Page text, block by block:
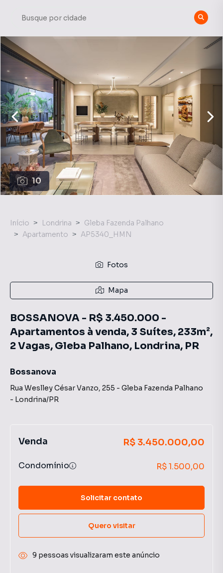
10
Início Londrina
Gleba Fazenda Palhano
Apartamento
AP5340_HMN
Fotos
Mapa
BOSSANOVA - R$ 3.450.000 -
Apartamentos à venda, 3 Suítes, 233m²,
2 Vagas, Gleba Palhano, Londrina, PR
Bossanova
Rua Weslley César Vanzo, 255 - Gleba Fazenda Palhano
- Londrina/PR
Venda R$ 3.450.000,00
Condomínio R$ 1.500,00
Solicitar contato
Quero visitar
9 pessoas visualizaram este anúncio